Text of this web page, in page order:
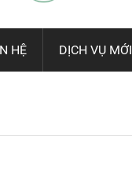
HỆ DỊCH VỤ MỚI